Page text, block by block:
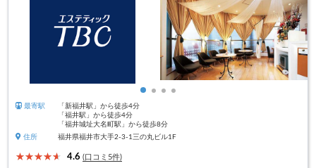
最寄駅
「新福井駅」から徒歩4分
「福井駅」から徒歩4分
「福井城址大名町駅」から徒歩8分
住所
福井県福井市大手2-3-1三の丸ビル1F
4.6 (口コミ5件)